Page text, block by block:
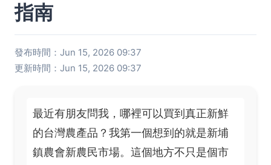
指南
發布時間：Jun 15, 2026 09:37
更新時間：Jun 15, 2026 09:37
最近有朋友問我，哪裡可以買到真正新鮮
的台灣農產品？我第一個想到的就是新埔
鎮農會新農民市場。這個地方不只是個市